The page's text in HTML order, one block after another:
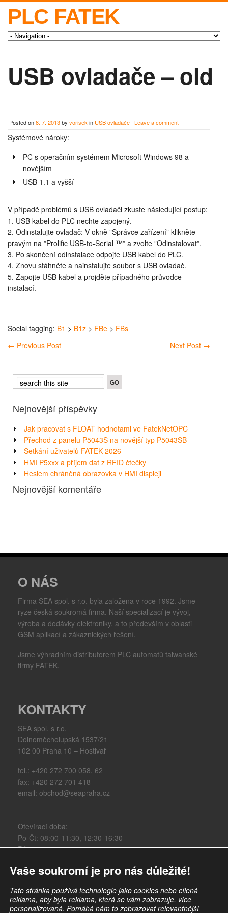
PLC FATEK
USB ovladače – old
Posted on8. 7. 2013by vorisek in USB ovladače | Leave a comment
Systémové nároky:
PC s operačním systémem Microsoft Windows 98 a
novějším
USB 1.1 a vyšší
V případě problémů s USB ovladači zkuste následující postup:
1. USB kabel do PLC nechte zapojený.
2. Odinstalujte ovladač: V okně ”Správce zařízení” klikněte
pravým na ”Prolific USB-to-Serial ™” a zvolte ”Odinstalovat”.
3. Po skončení odinstalace odpojte USB kabel do PLC.
4. Znovu stáhněte a nainstalujte soubor s USB ovladač.
5. Zapojte USB kabel a projděte případného průvodce
instalací.
Social tagging: B1 > B1z > FBe > FBs
← Previous Post Next Post →
Nejnovější příspěvky
Jak pracovat s FLOAT hodnotami ve FatekNetOPC
Přechod z panelu P5043S na novější typ P5043SB
Setkání uživatelů FATEK 2026
HMI P5xxx a příjem dat z RFID čtečky
Heslem chráněná obrazovka v HMI displeji
Nejnovější komentáře
O NÁS
Firma SEA spol. s r.o. byla založena v roce 1992. Jsme
ryze česká soukromá firma. Naší specializací je vývoj,
výroba a dodávky elektroniky, a to především v oblasti
GSM aplikací a zákaznických řešení.
Jsme výhradním distributorem PLC automatů taiwanské
firmy FATEK.
KONTAKTY
SEA spol. s r.o.
Dolnoměcholupská 1537/21
102 00 Praha 10 – Hostivař
tel.: +420 272 700 058, 62
fax: +420 272 701 418
email: obchod@seapraha.cz
Otevírací doba:
Po-Čt: 08:00-11:30, 12:30-16:30
Pá: 08:00-11:30, 12:30-15:30
Obchodní údaje:
DIČ: CZ47117931
Vaše soukromí je pro nás důležité!
Tato stránka používá technologie jako cookies nebo cílená
reklama, aby byla reklama, která se vám zobrazuje, více
personalizovaná. Pomáhá nám to zobrazovat relevantnější